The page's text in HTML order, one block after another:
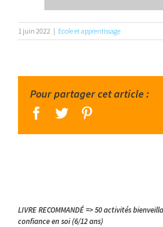
1 juin 2022 | Ecole et apprentissage
Pour partager cet article :
facebook
twitter
LIVRE RECOMMANDÉ => 50 activités
confiance en soi (6/12 ans)